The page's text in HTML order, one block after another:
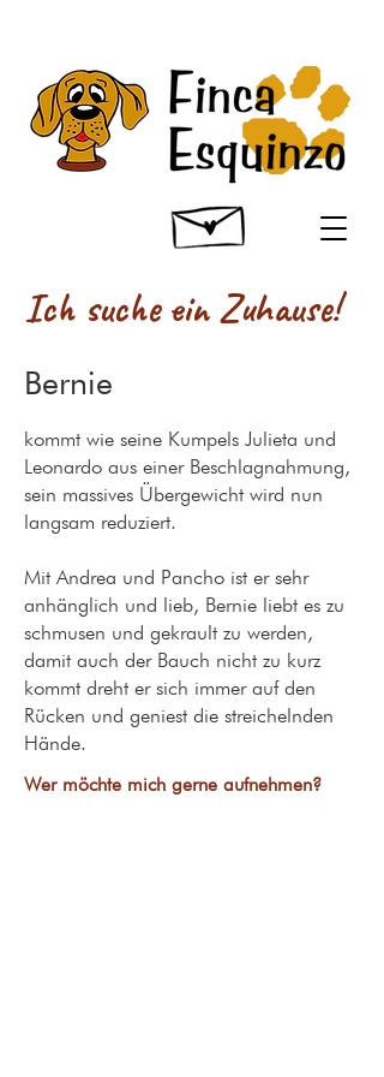
Ich suche ein Zuhause!
Bernie
kommt wie seine Kumpels Julieta und
Leonardo aus einer Beschlagnahmung,
sein massives Übergewicht wird nun
langsam reduziert.
Mit Andrea und Pancho ist er sehr
anhänglich und lieb, Bernie liebt es zu
schmusen und gekrault zu werden,
damit auch der Bauch nicht zu kurz
kommt dreht er sich immer auf den
Rücken und geniest die streichelnden
Hände.
Wer möchte mich gerne aufnehmen?